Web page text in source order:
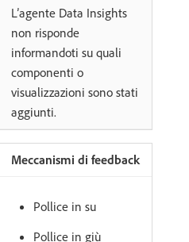
L’agente Data Insights
non risponde
informandoti su quali
componenti o
visualizzazioni sono stati
aggiunti.
Meccanismi di feedback
Pollice in su
Pollice in giù